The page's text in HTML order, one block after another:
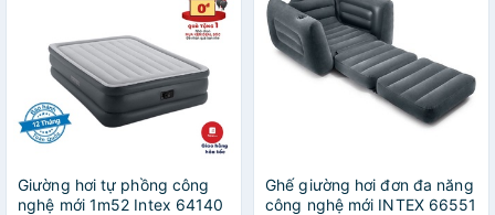
Giường hơi tự phồng công
nghệ mới 1m52 Intex 64140
Ghế giường hơi đơn đa năng
công nghệ mới INTEX 66551